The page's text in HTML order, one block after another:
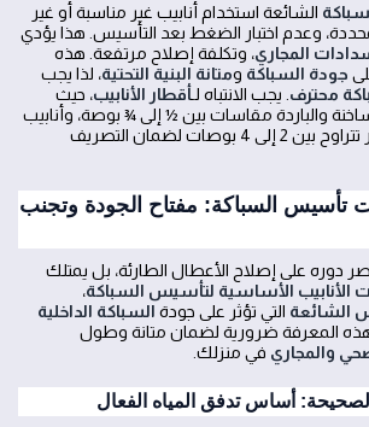
الشائعة استخدام أنابيب غير مناسبة أو غير
وعدم اختبار الضغط بعد التأسيس. هذا يؤدي
المجاري، وتكلفة إصلاح مرتفعة. هذه
جودة السباكة ومتانة البنية التحتية، لذا يجب
محترف . يجب الانتباه لـأقطار الأنابيب، حيث
والباردة مقاسات بين ½ إلى ¾ بوصة، وأنابيب
الصرف تحتاج إلى أقطار تتراوح بين 2 إلى 4 بوصات لضمان التصريف
تأسيس السباكة: مفتاح الجودة وتجنب
دوره على إصلاح الأعطال الطارئة، بل يمتلك
الأنابيب الأساسية لتأسيس السباكة،
الشائعة التي تؤثر على جودة السباكة الداخلية
هذه المعرفة ضرورية لضمان متانة وطول
والمجاري في منزلك.
أساس تدفق المياه الفعال